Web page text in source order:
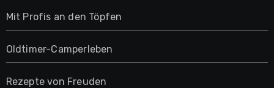
Mit Profis an den Töpfen
Oldtimer-Camperleben
Rezepte von Freuden